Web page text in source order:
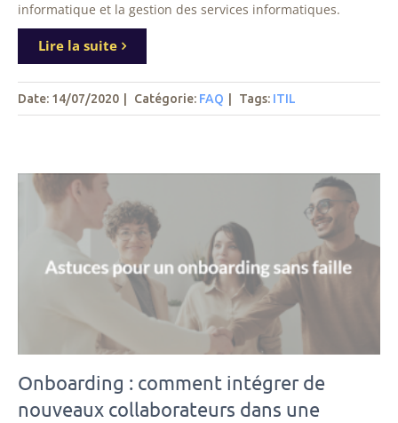
informatique et la gestion des services informatiques.
Lire la suite
Date: 14/07/2020 Catégorie: FAQ Tags: ITIL
Onboarding : comment intégrer de
nouveaux collaborateurs dans une